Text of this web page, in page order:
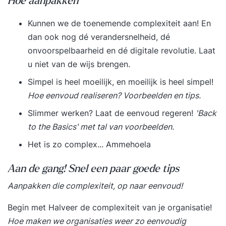
Kunnen we de toenemende complexiteit aan! En
dan ook nog dé verandersnelheid, dé
onvoorspelbaarheid en dé digitale revolutie. Laat
u niet van de wijs brengen.
Simpel is heel moeilijk, en moeilijk is heel simpel!
Hoe eenvoud realiseren? Voorbeelden en tips.
Slimmer werken? Laat de eenvoud regeren! 'Back
to the Basics' met tal van voorbeelden.
Het is zo complex... Ammehoela
Aan de gang! Snel een paar goede tips
Aanpakken die complexiteit, op naar eenvoud!
Begin met Halveer de complexiteit van je organisatie!
Hoe maken we organisaties weer zo eenvoudig